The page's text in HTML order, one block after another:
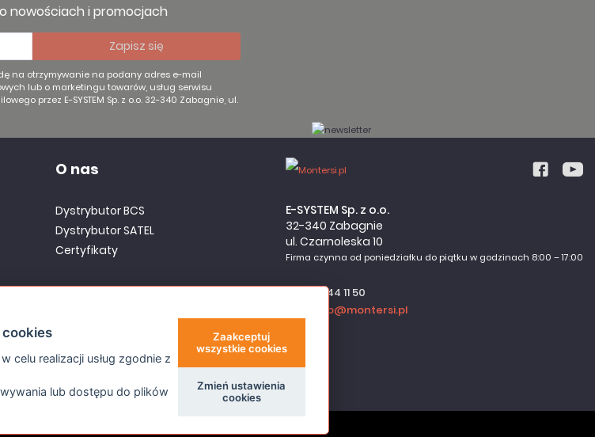
nowościach i promocjach
na otrzymywanie na podany adres e-mail
lub o marketingu towarów, usług serwisu
przez E-SYSTEM Sp. z o.o. 32-340 Zabagnie, ul.
Firma czynna od poniedziałku do piątku w godzinach 8:00 – 17:00
E-SYSTEM Sp. z o.o.
32-340 Zabagnie
ul. Czarnoleska 10
32 644 11 50
sklep@montersi.pl
O nas
Dystrybutor BCS
Dystrybutor SATEL
Certyfikaty
celu realizacji usług zgodnie z
lub dostępu do plików
Zaakceptuj
wszystkie cookies
Zmień ustawienia
cookies